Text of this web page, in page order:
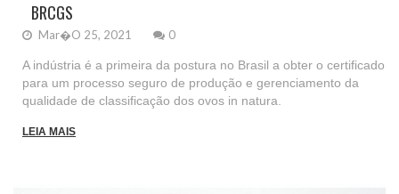
BRCGS
Mar�o 25, 2021 0
A indústria é a primeira da postura no Brasil a obter o certificado
para um processo seguro de produção e gerenciamento da
qualidade de classificação dos ovos in natura.
LEIA MAIS